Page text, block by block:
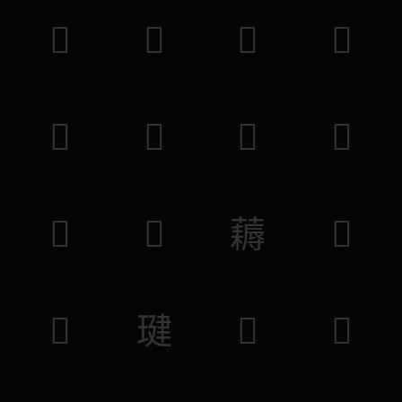
𦳍 𣹀 𣙾 𥆥
𥥧 𥖆 𥵈 𦄩
𦣫 𦳌 𧂭 𧒎
𤷄 𤧣 𣊝 𢛺